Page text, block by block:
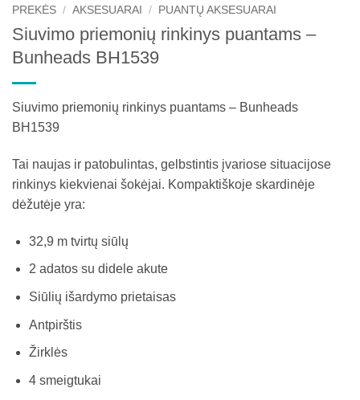
PREKĖS / AKSESUARAI / PUANTŲ AKSESUARAI
Siuvimo priemonių rinkinys puantams –
Bunheads BH1539
Siuvimo priemonių rinkinys puantams – Bunheads
BH1539
Tai naujas ir patobulintas, gelbstintis įvariose situacijose
rinkinys kiekvienai šokėjai. Kompaktiškoje skardinėje
dėžutėje yra:
32,9 m tvirtų siūlų
2 adatos su didele akute
Siūlių išardymo prietaisas
Antpirštis
Žirklės
4 smeigtukai